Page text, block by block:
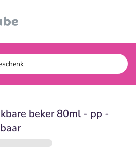
beker 80ml - pp -